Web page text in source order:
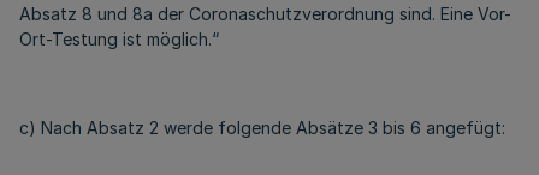
Absatz 8 und 8a der Coronaschutzverordnung sind. Eine Vor-
Ort-Testung ist möglich.“
c) Nach Absatz 2 werde folgende Absätze 3 bis 6 angefügt: